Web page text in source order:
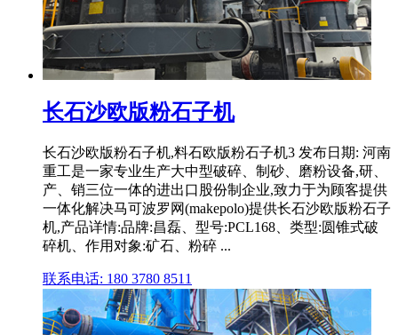
长石沙欧版粉石子机
长石沙欧版粉石子机,料石欧版粉石子机3 发布日期: 河南
重工是一家专业生产大中型破碎、制砂、磨粉设备,研、
产、销三位一体的进出口股份制企业,致力于为顾客提供
一体化解决马可波罗网(makepolo)提供长石沙欧版粉石子
机,产品详情:品牌:昌磊、型号:PCL168、类型:圆锥式破
碎机、作用对象:矿石、粉碎 ...
联系电话: 180 3780 8511